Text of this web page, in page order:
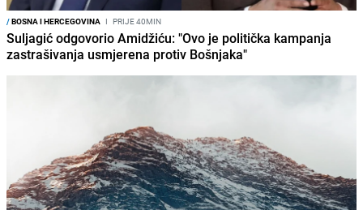
/BOSNA I HERCEGOVINA I PRIJE 40MIN
Suljagić odgovorio Amidžiću: "Ovo je politička kampanja
zastrašivanja usmjerena protiv Bošnjaka"